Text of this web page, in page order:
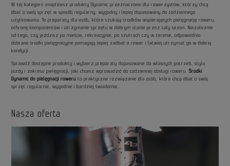
W tej kategorii znajdziesz produkty Dynamic przeznaczone dla rowerzystów, którzy chcą
dbać o swój sprzęt w sposób regularny, wygodny i lepiej dopasowany do codziennego
użytkowania. To preparaty dla osób, które szukają środków wspierających pielęgnację roweru,
ochronę komponentów i utrzymanie sprzętu w dobrym stanie przez cały sezon. Niezależnie
od tego, czy jeździsz po mieście, rekreacyjnie, po szutrach czy w terenie, odpowiednio
dobrane środki pielęgnacyjne pomagają lepiej zadbać o rower i łatwiej utrzymać go w dobrej
kondycji.
Sprawdź dostępne produkty i wybierz preparaty dopasowane do własnych potrzeb, stylu
jazdy i zakresu pielęgnacji, jaki chcesz wprowadzić do codziennej obsługi roweru.Środki
Dynamic do pielęgnacji roweru to praktyczne rozwiązanie dla osób, które chcą dbać o swój
sprzęt regularnie, wygodnie i bardziej świadomie.
Nasza oferta